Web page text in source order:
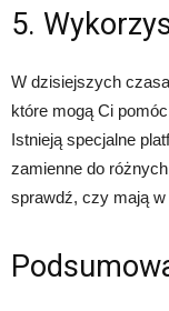
5.
W dzisiejszych
które mogą Ci
Istnieją specjalne
zamienne do
sprawdź, czy mają w